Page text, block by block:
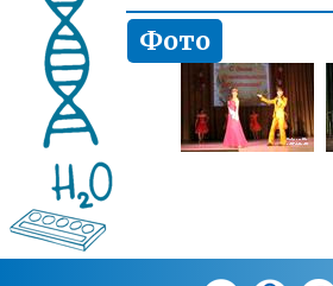
Фото